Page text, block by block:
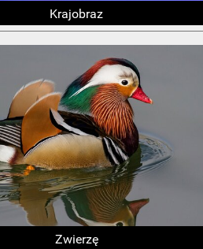
Krajobraz
Zwierzę